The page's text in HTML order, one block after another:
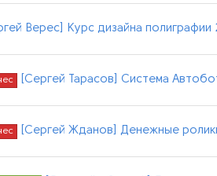
Верес] Курс дизайна
[Cергей Тарасов] Система
[Cергей Жданов] Денежные